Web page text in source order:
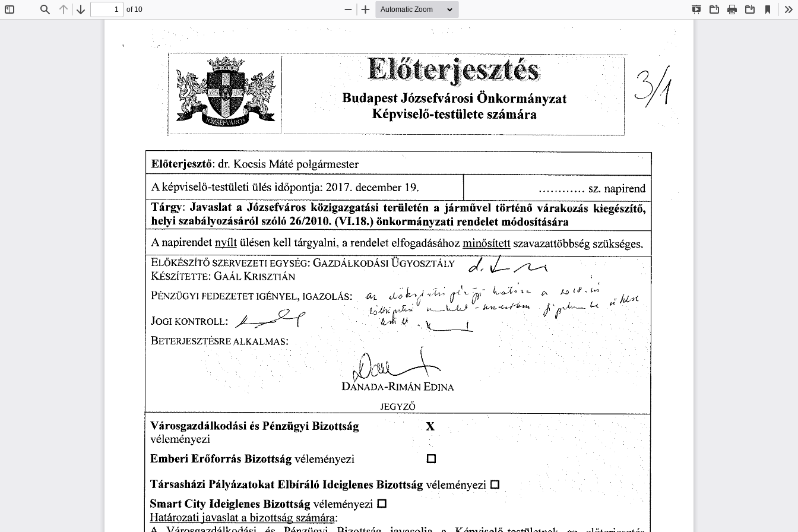
Find Previous
Next
of 10
Presentation
OpenPrint Download
Current
View
Zoom
Zoom
Előterjesztő:
  dr.
Kocsis Máté
  polgármester
A képviselő-testületi
  ülés
időpontja: 2017.
  december
  19.
sz.
  napirend
Tárgy:
  Javaslat
  a
  Józsefváros
  közigazgatási
  területén
  a
  járművel
  történő
  várakozás
  kiegészítő,
helyi szabályozásáról
  szóló
26/2010.
  (VI.18.)
önkormányzati
  rendelet
  módosítására
A napirendet
  nyílt
  ülésen
kell
  tárgyalni,
  a rendelet
  elfogadásához
minősített
  szavazattöbbség
  szükséges.
ELŐKÉSZÍTŐ
  SZERVEZETI
  EGYSÉG:
  GAZDÁLKODÁSI
   ÜGYOSZTÁLY
KÉSZÍTETTE:
  GAÁL
  KRISZTIÁN
PÉNZÜGYI
  FEDEZETET
  IGÉNYEL,
  IGAZOLÁS:
                           W
                  ^
       '(F
           L
            *
"
        A
       ^
    '
JOGI
  KONTROLL:
                                                                          LA
    U
     .
   Y
                J
fUM
BETERJESZTÉSRE
  ALKALMAS:
tu>
DÁNADA-RIMÁN
   EDINA
JEGYZŐ
Városgazdálkodási
  és
Pénzügyi
  Bizottság
                         X
véleményezi
Emberi Erőforrás Bizottság
  véleményezi
                             •
Társasházi
  Pályázatokat
  Elbíráló
  Ideiglenes
Bizottság véleményezi
    •
Smart
  City
  Ideiglenes
  Bizottság
véleményezi
    •
Határozati
  javaslat
  a bizottság
  számára: